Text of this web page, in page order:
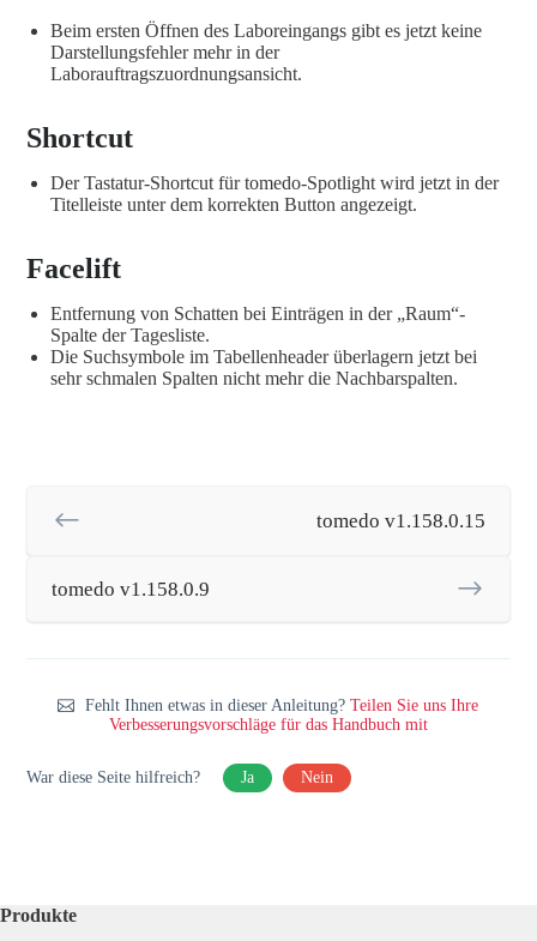
Beim ersten Öffnen des Laboreingangs gibt es jetzt keine
Darstellungsfehler mehr in der
Laborauftragszuordnungsansicht.
Shortcut
Der Tastatur-Shortcut für tomedo-Spotlight wird jetzt in der
Titelleiste unter dem korrekten Button angezeigt.
Facelift
Entfernung von Schatten bei Einträgen in der „Raum“-
Spalte der Tagesliste.
Die Suchsymbole im Tabellenheader überlagern jetzt bei
sehr schmalen Spalten nicht mehr die Nachbarspalten.
tomedo v1.158.0.15
tomedo v1.158.0.9
Fehlt Ihnen etwas in dieser Anleitung?Teilen Sie uns Ihre
Verbesserungsvorschläge für das Handbuch mit
War diese Seite hilfreich? Ja Nein
Produkte